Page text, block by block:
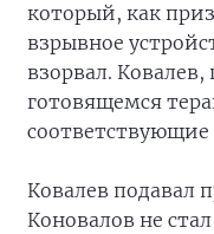
который, как
взрывное
взорвал.
готовящемся
соответствующие
Ковалев подавал
Коновалов не